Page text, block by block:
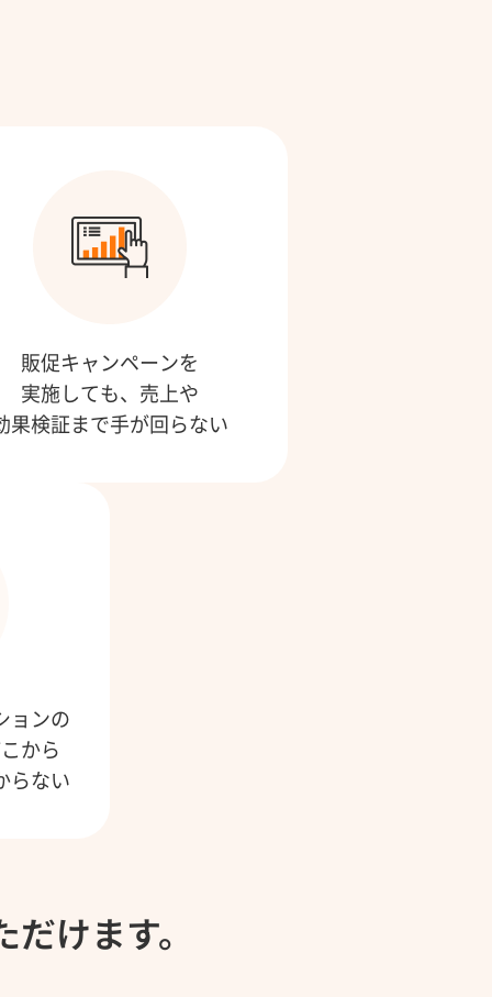
販促キャンペーンを
実施しても、売上や
果検証まで手が回らない
ョンの
から
らない
だけます。